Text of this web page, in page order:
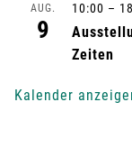
-
AUG.
9
10:00 –
Zeiten
Kalender